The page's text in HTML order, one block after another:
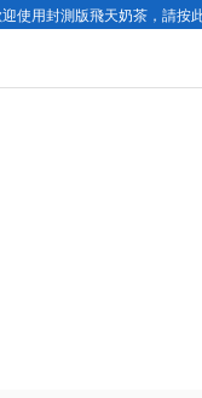
使用封測版飛天奶茶，請按